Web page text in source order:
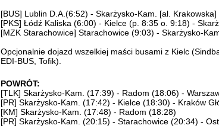
[BUS] Lublin D.A.(6:52) - Skarżysko-Kam. [al. Krakowska]
[PKS] Łódź Kaliska (6:00) - Kielce (p. 8:35 o. 9:18) -
[MZK Starachowice] Starachowice (9:03) - Skarżysko-
Opcjonalnie dojazd wszelkiej maści busami z Kielc
EDI-BUS, Tofik).
POWRÓT:
[TLK] Skarżysko-Kam. (17:39) - Radom (18:06) -
[PR] Skarżysko-Kam. (17:42) - Kielce (18:30) - Kraków
[KM] Skarżysko-Kam. (17:48) - Radom (18:28)
[PR] Skarżysko-Kam. (20:15) - Starachowice (20:34) -